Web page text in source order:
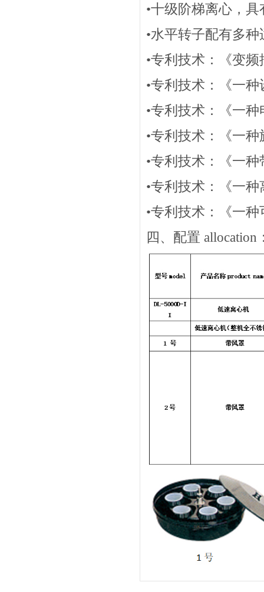
•十级阶梯离心，
•水平转子配有多
•专利技术：《变
•专利技术：《一
•专利技术：《一
•专利技术：《一
•专利技术：《一
•专利技术：《一
•专利技术：《一
四、配置 allocation